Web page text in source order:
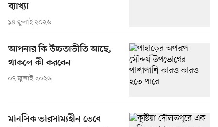
ব্যাখ্যা
১৪ জুলাই ২০২৬
আপনার কি উচ্চতাভীতি আছে,
থাকলে কী করবেন
০৭ জুলাই ২০২৬
মানসিক ভারসাম্যহীন ভেবে